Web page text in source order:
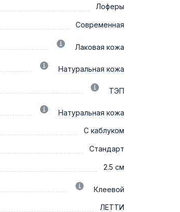
Лоферы
Современная
Лаковая кожа
Натуральная кожа
ТЭП
Натуральная кожа
С каблуком
Стандарт
2.5 см
Клеевой
ЛЕТТИ